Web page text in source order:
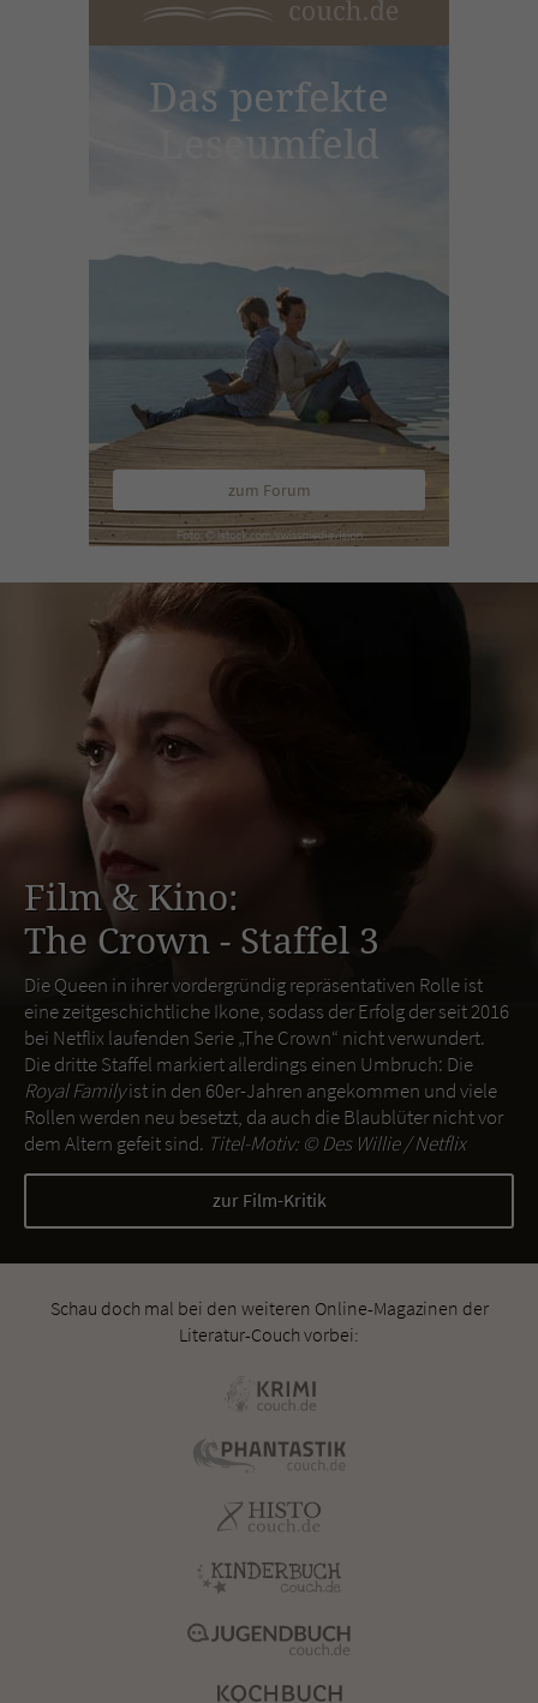
Das perfekte
Leseumfeld
zum Forum
Film & Kino:
The Crown - Staffel 3
Die Queen in ihrer vordergründig repräsentativen Rolle ist
eine zeitgeschichtliche Ikone, sodass der Erfolg der seit 2016
bei Netflix laufenden Serie „The Crown“ nicht verwundert.
Die dritte Staffel markiert allerdings einen Umbruch: Die
Royal Familyist in den 60er-Jahren angekommen und viele
Rollen werden neu besetzt, da auch die Blaublüter nicht vor
dem Altern gefeit sind. Titel-Motiv: ©Des Willie / Netflix
zur Film-Kritik
Schau doch mal bei den weiteren Online-Magazinen der
Literatur-Couch vorbei: